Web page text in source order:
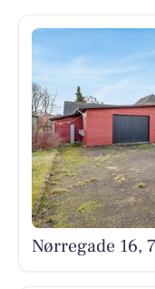
Nørregade 16,